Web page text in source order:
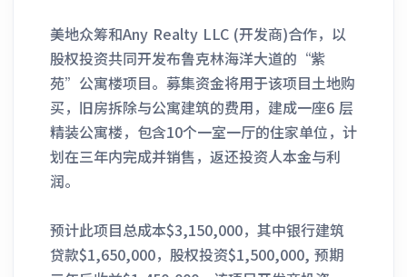
美地众筹和Any Realty LLC (开发商)合作，以
股权投资共同开发布鲁克林海洋大道的“紫
苑”公寓楼项目。募集资金将用于该项目土地购
买，旧房拆除与公寓建筑的费用，建成一座6 层
精装公寓楼，包含10个一室一厅的住家单位，计
划在三年内完成并销售，返还投资人本金与利
润。
预计此项目总成本$3,150,000，其中银行建筑
贷款$1,650,000，股权投资$1,500,000, 预期